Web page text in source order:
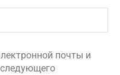
почты и